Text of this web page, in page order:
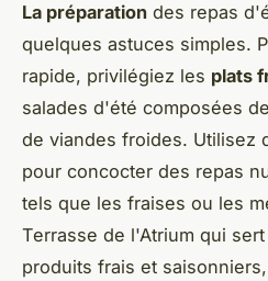
La préparation des repas
quelques astuces simples.
rapide, privilégiez les plats
salades d'été composées
de viandes froides. Utilisez
pour concocter des repas
tels que les fraises ou les
Terrasse de l'Atrium qui
produits frais et